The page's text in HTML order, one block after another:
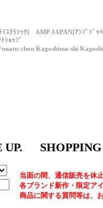
ｽｸﾗｼｯｸ] AMP JAPAN[ｱﾝﾌﾟｼﾞ
ｼｮｯﾌﾟ
chou Kagoshima-shi
UP.
当面の間、通信販売を休
各ブランド新作・限定ア
商品に関する質問等は、